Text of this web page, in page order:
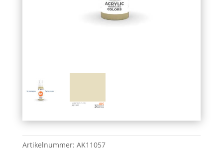
Artikelnummer: AK11057